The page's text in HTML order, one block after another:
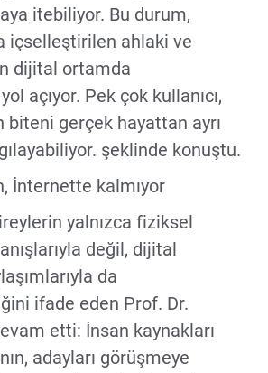
itebiliyor. Bu durum,
içselleştirilen ahlaki ve
dijital ortamda
açıyor. Pek çok kullanıcı,
gerçek hayattan ayrı
şeklinde konuştu.
İnternette kalmıyor
yalnızca fiziksel
değil, dijital
da
ifade eden Prof. Dr.
etti: İnsan kaynakları
adayları görüşmeye